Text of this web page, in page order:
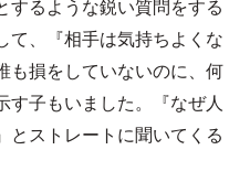
するような鋭い質問をする
て、『相手は気持ちよくな
も損をしていないのに、何
す子もいました。『なぜ人
とストレートに聞いてくる